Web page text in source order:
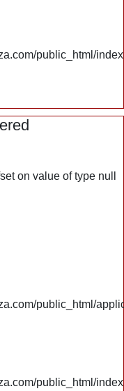
public_html/
on value of type null
public_html/
public_html/